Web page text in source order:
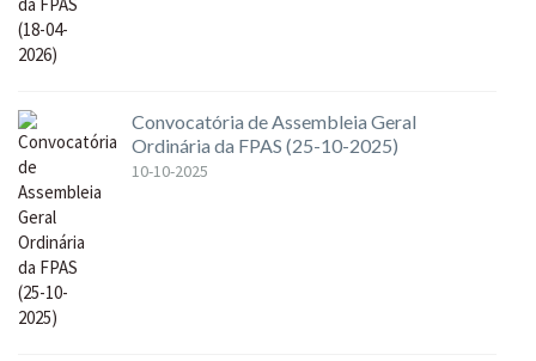
Convocatória de Assembleia Geral
Ordinária da FPAS (25-10-2025)
10-10-2025